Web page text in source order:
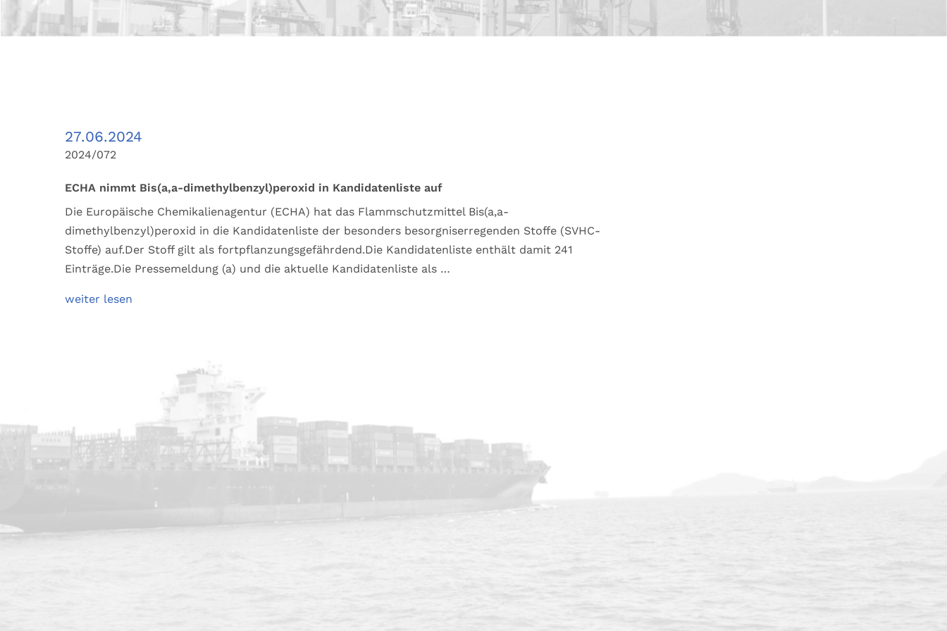
27.06.2024
2024/072
ECHA nimmt Bis(a,a-dimethylbenzyl)peroxid in Kandidatenliste auf
Die Europäische Chemikalienagentur (ECHA) hat das Flammschutzmittel Bis(a,a-
dimethylbenzyl)peroxid in die Kandidatenliste der besonders besorgniserregenden Stoffe (SVHC-
Stoffe) auf.Der Stoff gilt als fortpflanzungsgefährdend.Die Kandidatenliste enthält damit 241
Einträge.Die Pressemeldung (a) und die aktuelle Kandidatenliste als …
weiter lesen